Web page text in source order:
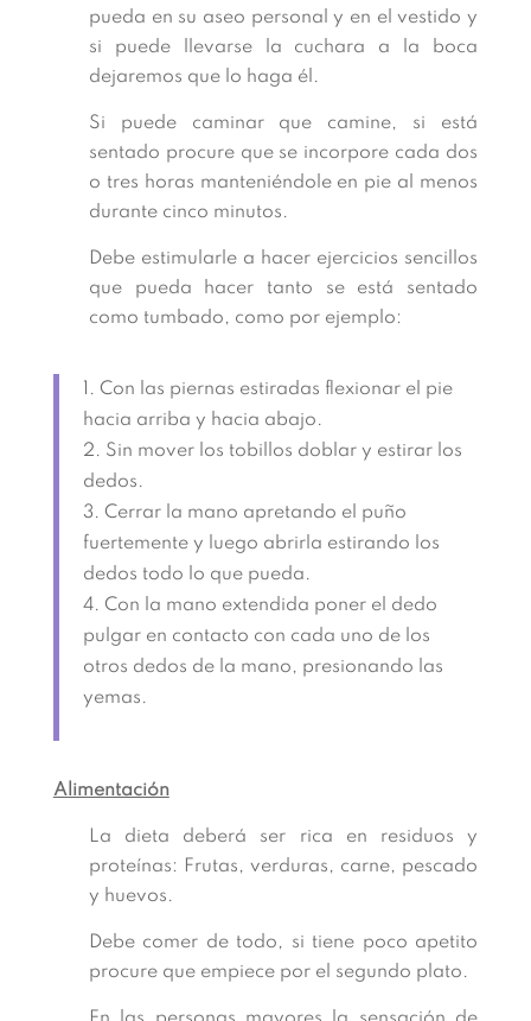
pueda en su aseo personal y en el vestido y
si puede llevarse la cuchara a la boca
dejaremos que lo haga él.
Si puede caminar que camine, si está
sentado procure que se incorpore cada dos
o tres horas manteniéndole en pie al menos
durante cinco minutos.
Debe estimularle a hacer ejercicios sencillos
que pueda hacer tanto se está sentado
como tumbado, como por ejemplo:
Con las piernas estiradas flexionar el pie
hacia arriba y hacia abajo.
Sin mover los tobillos doblar y estirar los
dedos.
Cerrar la mano apretando el puño
fuertemente y luego abrirla estirando los
dedos todo lo que pueda.
Con la mano extendida poner el dedo
pulgar en contacto con cada uno de los
otros dedos de la mano, presionando las
yemas.
Alimentación
La dieta deberá ser rica en residuos y
proteínas: Frutas, verduras, carne, pescado
y huevos.
Debe comer de todo, si tiene poco apetito
procure que empiece por el segundo plato.